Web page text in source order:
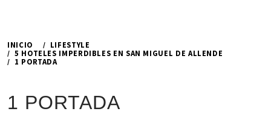
INICIO
LIFESTYLE
5 HOTELES IMPERDIBLES EN SAN MIGUEL DE ALLENDE
1 PORTADA
1 PORTADA